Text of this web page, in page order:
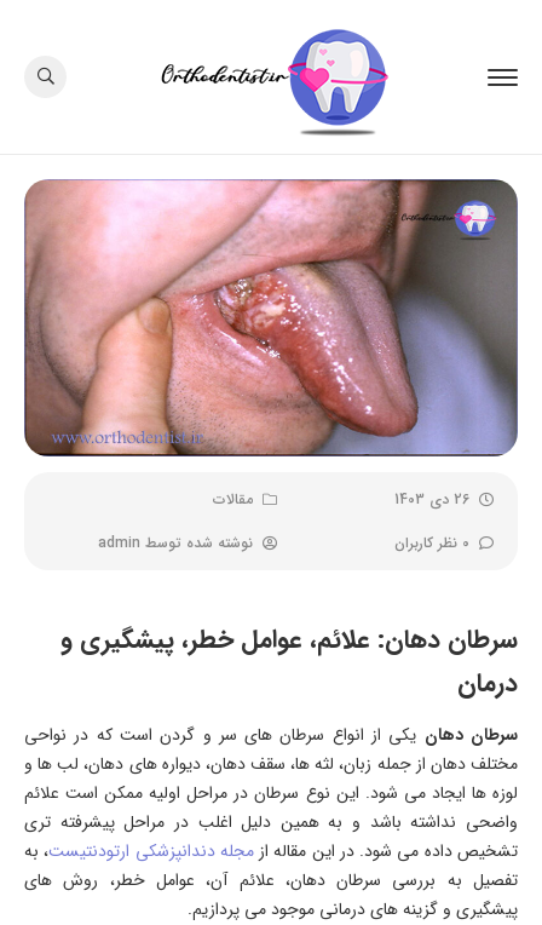
26 دی 1403
مقالات
0 نظر کاربران
نوشته شده توسط admin
سرطان دهان: علائم، عوامل خطر، پیشگیری و
درمان
سرطان دهان یکی از انواع سرطان های سر و گردن است که در نواحی
مختلف دهان از جمله زبان، لثه ها، سقف دهان، دیواره های دهان، لب ها و
لوزه ها ایجاد می شود. این نوع سرطان در مراحل اولیه ممکن است علائم
واضحی نداشته باشد و به همین دلیل اغلب در مراحل پیشرفته تری
تشخیص داده می شود. در این مقاله ازمجله دندانپزشکی ارتودنتیست، به
تفصیل به بررسی سرطان دهان، علائم آن، عوامل خطر، روش های
پیشگیری و گزینه های درمانی موجود می پردازیم.